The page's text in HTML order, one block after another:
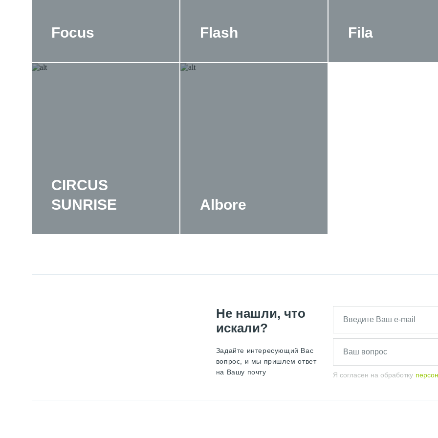
Focus Flash Fila
CIRCUS
SUNRISE
Albore
Не нашли, что
искали?
Задайте интересующий Вас
вопрос, и мы пришлем ответ
на Вашу почту
Я согласен на обработку